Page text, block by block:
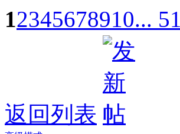
12345678910... 51
返回列表